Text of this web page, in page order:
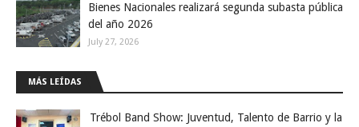
Bienes Nacionales realizará segunda subasta pública
del año 2026
July 27, 2026
MÁS LEÍDAS
Trébol Band Show: Juventud, Talento de Barrio y la